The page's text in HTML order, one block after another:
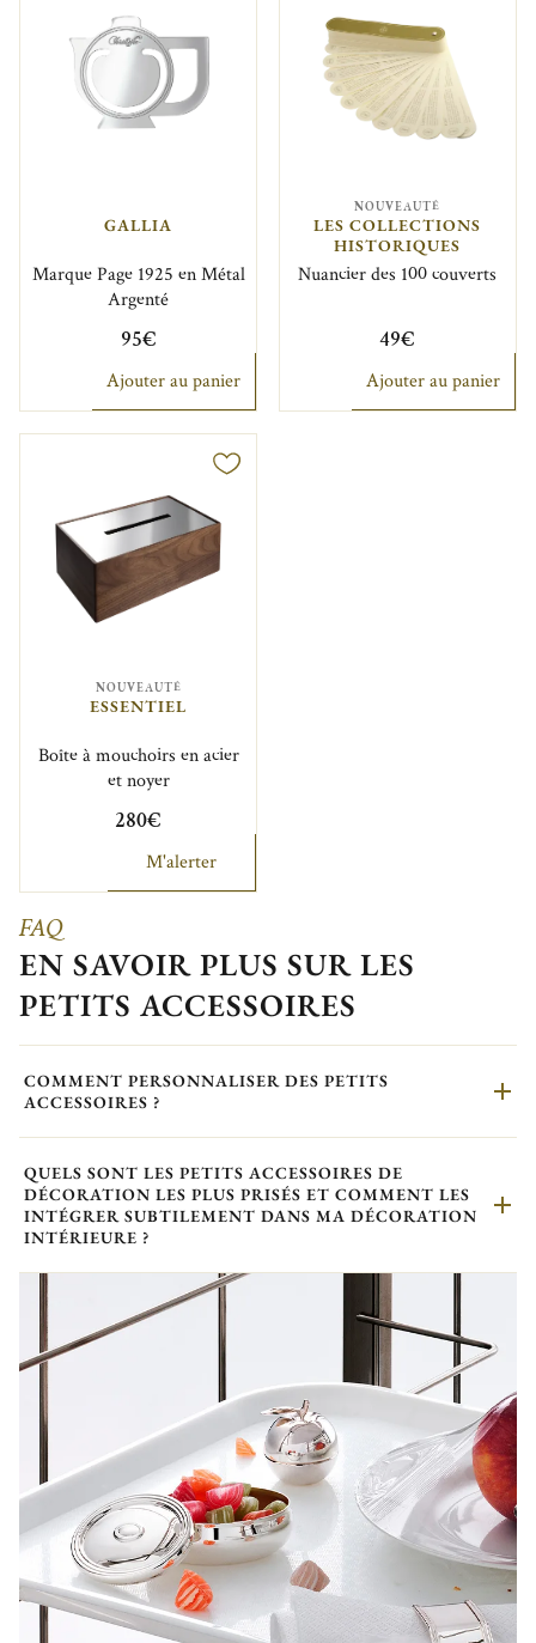
GALLIA
Marque Page 1925 en Métal
Argenté
95€
Ajouter au panier
NOUVEAUTÉ
LES COLLECTIONS
HISTORIQUES
Nuancier des 100 couverts
49€
Ajouter au panier
NOUVEAUTÉ
ESSENTIEL
Boîte à mouchoirs en acier
et noyer
280€
M'alerter
FAQ
EN SAVOIR PLUS SUR LES
PETITS ACCESSOIRES
COMMENT PERSONNALISER DES PETITS
ACCESSOIRES ?
QUELS SONT LES PETITS ACCESSOIRES DE
DÉCORATION LES PLUS PRISÉS ET COMMENT LES
INTÉGRER SUBTILEMENT DANS MA DÉCORATION
INTÉRIEURE ?